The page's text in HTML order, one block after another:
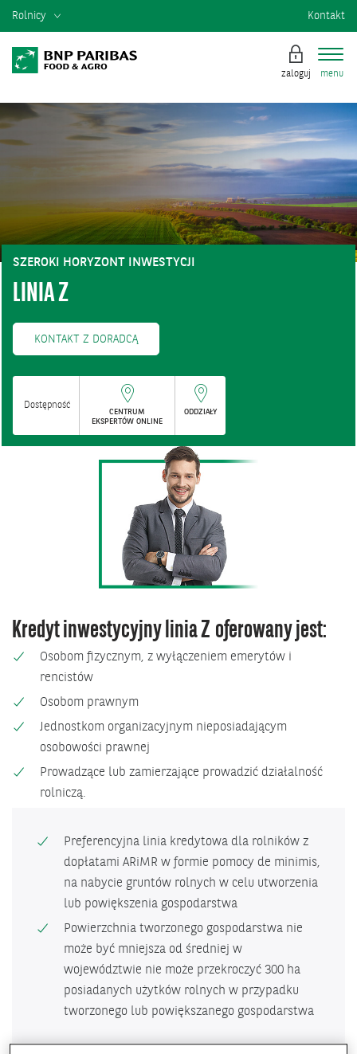
Rolnicy Kontakt
zaloguj menu
SZEROKI HORYZONT INWESTYCJI
LINIA Z
KONTAKT Z DORADCĄ
Dostępność
CENTRUM
EKSPERTÓW ONLINE
ODDZIAŁY
Kredyt inwestycyjny linia Z oferowany jest:
Osobom fizycznym, z wyłączeniem emerytów i
rencistów
Osobom prawnym
Jednostkom organizacyjnym nieposiadającym
osobowości prawnej
Prowadzące lub zamierzające prowadzić działalność
rolniczą.
Preferencyjna linia kredytowa dla rolników z
dopłatami ARiMR w formie pomocy de minimis,
na nabycie gruntów rolnych w celu utworzenia
lub powiększenia gospodarstwa
Powierzchnia tworzonego gospodarstwa nie
może być mniejsza od średniej w
województwie nie może przekroczyć 300 ha
posiadanych użytków rolnych w przypadku
tworzonego lub powiększanego gospodarstwa